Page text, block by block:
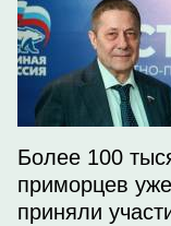
Более 100
приморцев уже
приняли